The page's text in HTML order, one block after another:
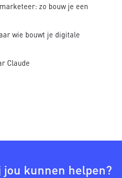
zo bouw je een
wie bouwt je digitale
Claude
kunnen helpen?